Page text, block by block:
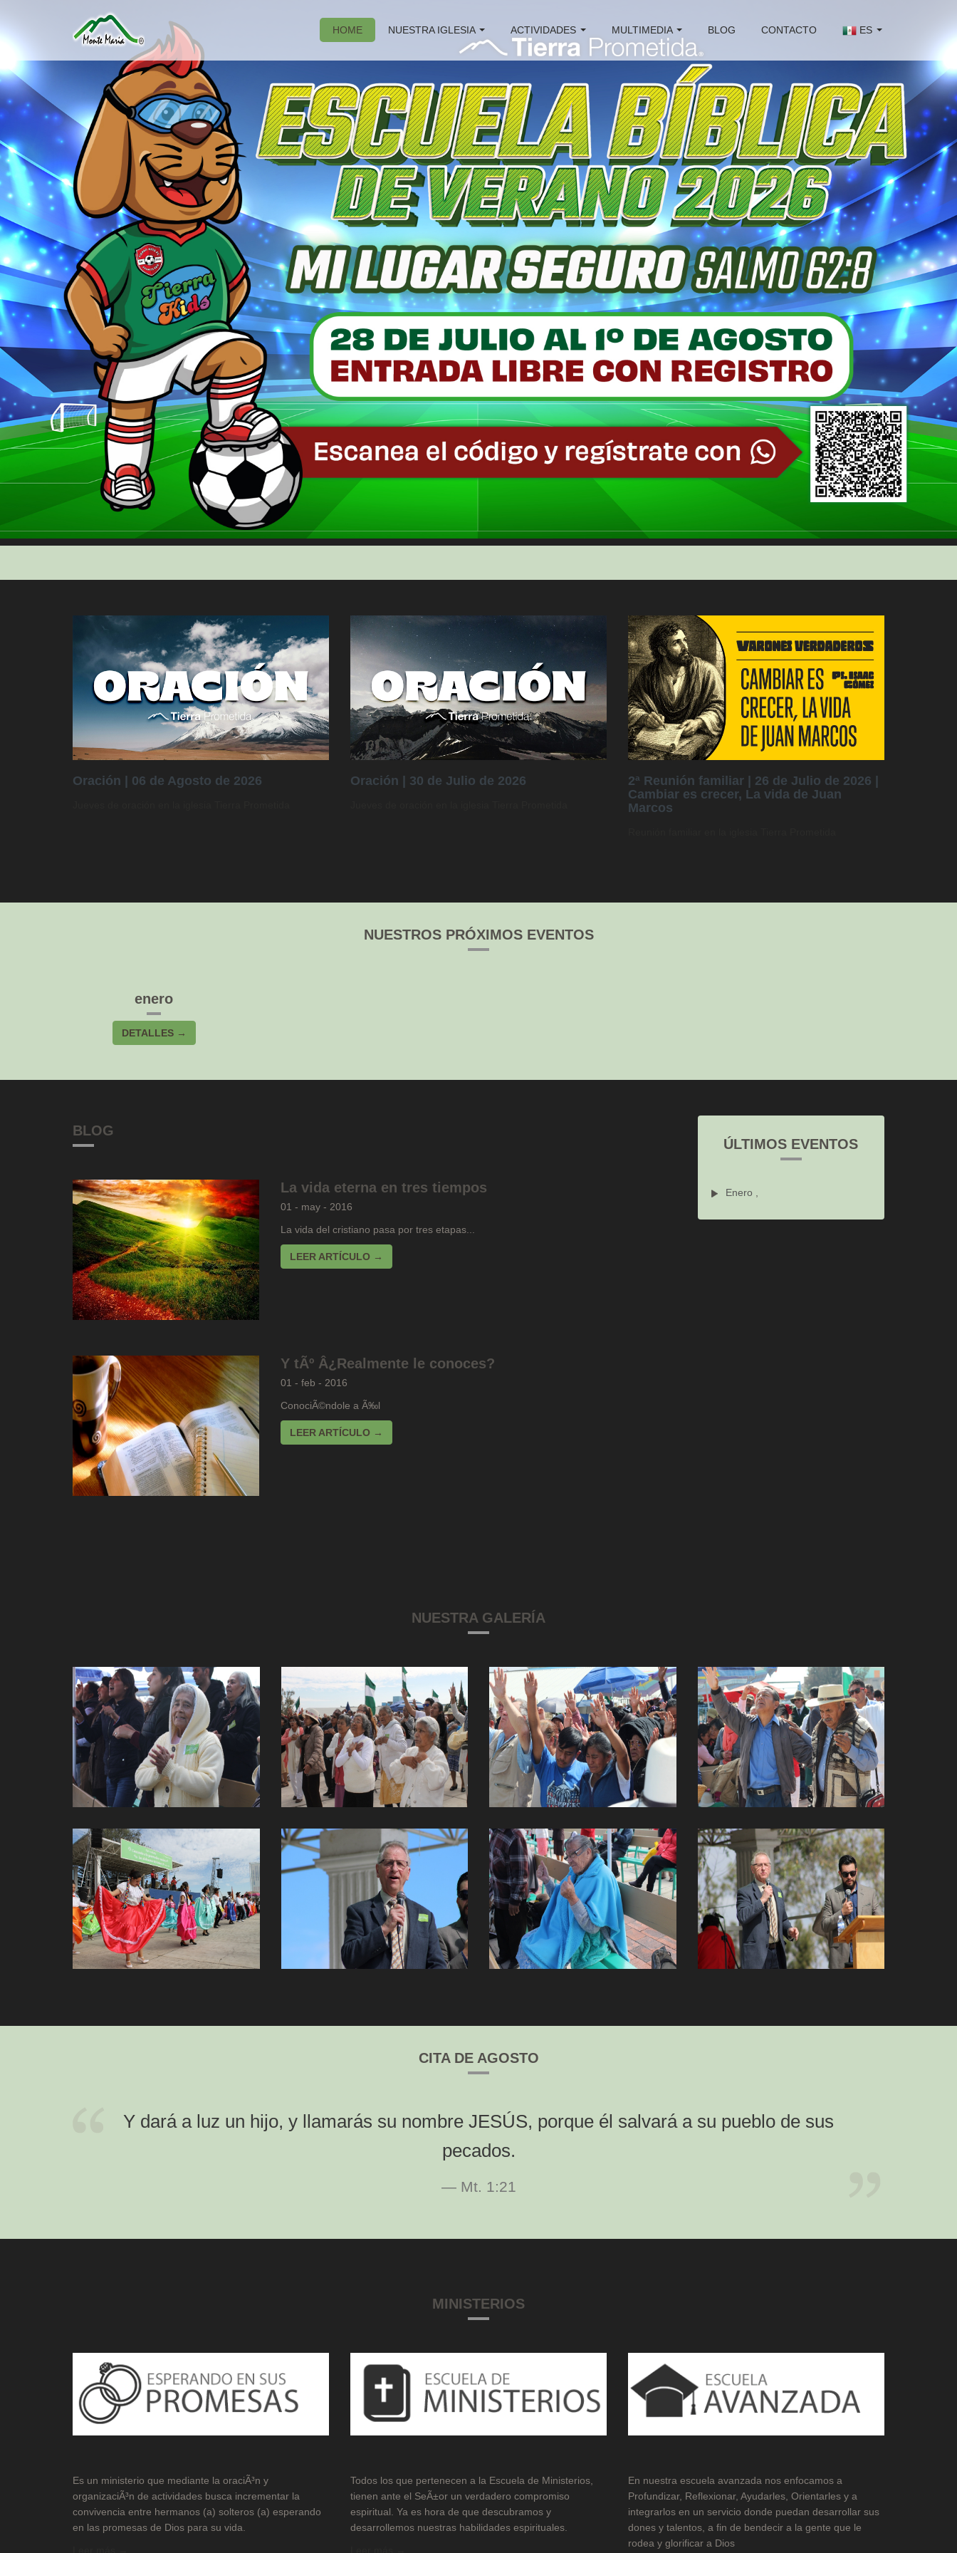
HOME NUESTRA IGLESIA ACTIVIDADES MULTIMEDIA BLOG CONTACTO ES
Oración | 06 de Agosto de 2026 Oración | 30 de Julio de 2026
2ª Reunión familiar | 26 de Julio de 2026 |
Cambiar es crecer, La vida de Juan
Marcos
NUESTROS PRÓXIMOS EVENTOS
enero
DETALLES →
BLOG
La vida eterna en tres tiempos
01 - may - 2016
La vida del cristiano pasa por tres etapas...
LEER ARTÍCULO →
Y tÃº Â¿Realmente le conoces?
01 - feb - 2016
ConociÃ©ndole a Ã‰l
LEER ARTÍCULO →
ÚLTIMOS EVENTOS
Enero ,
NUESTRA GALERÍA
CITA DE AGOSTO
Y dará a luz un hijo, y llamarás su nombre JESÚS, porque él salvará a su pueblo de sus
pecados.
Mt. 1:21
MINISTERIOS
Es un ministerio que mediante la oraciÃ³n y
organizaciÃ³n de actividades busca incrementar la
convivencia entre hermanos (a) solteros (a) esperando
en las promesas de Dios para su vida.
Todos los que pertenecen a la Escuela de Ministerios,
tienen ante el SeÃ±or un verdadero compromiso
espiritual. Ya es hora de que descubramos y
desarrollemos nuestras habilidades espirituales.
En nuestra escuela avanzada nos enfocamos a
Profundizar, Reflexionar, Ayudarles, Orientarles y a
integrarlos en un servicio donde puedan desarrollar sus
dones y talentos, a fin de bendecir a la gente que le
rodea y glorificar a Dios